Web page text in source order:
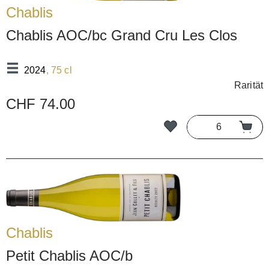
Chablis
Chablis AOC/bc Grand Cru Les Clos
2024, 75 cl
Rarität
CHF 74.00
Chablis
Petit Chablis AOC/b